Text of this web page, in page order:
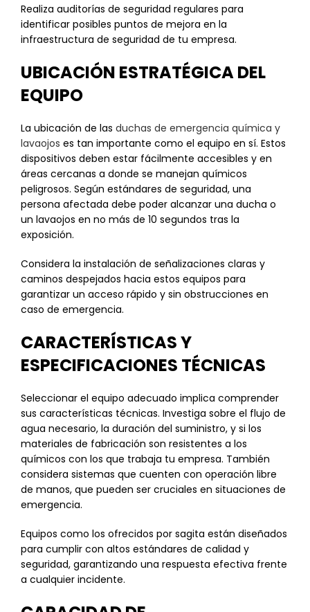
Realiza auditorías de seguridad regulares para
identificar posibles puntos de mejora en la
infraestructura de seguridad de tu empresa.
UBICACIÓN ESTRATÉGICA DEL
EQUIPO
La ubicación de las duchas de emergencia química y
lavaojos es tan importante como el equipo en sí. Estos
dispositivos deben estar fácilmente accesibles y en
áreas cercanas a donde se manejan químicos
peligrosos. Según estándares de seguridad, una
persona afectada debe poder alcanzar una ducha o
un lavaojos en no más de 10 segundos tras la
exposición.
Considera la instalación de señalizaciones claras y
caminos despejados hacia estos equipos para
garantizar un acceso rápido y sin obstrucciones en
caso de emergencia.
CARACTERÍSTICAS Y
ESPECIFICACIONES TÉCNICAS
Seleccionar el equipo adecuado implica comprender
sus características técnicas. Investiga sobre el flujo de
agua necesario, la duración del suministro, y si los
materiales de fabricación son resistentes a los
químicos con los que trabaja tu empresa. También
considera sistemas que cuenten con operación libre
de manos, que pueden ser cruciales en situaciones de
emergencia.
Equipos como los ofrecidos por sagita están diseñados
para cumplir con altos estándares de calidad y
seguridad, garantizando una respuesta efectiva frente
a cualquier incidente.